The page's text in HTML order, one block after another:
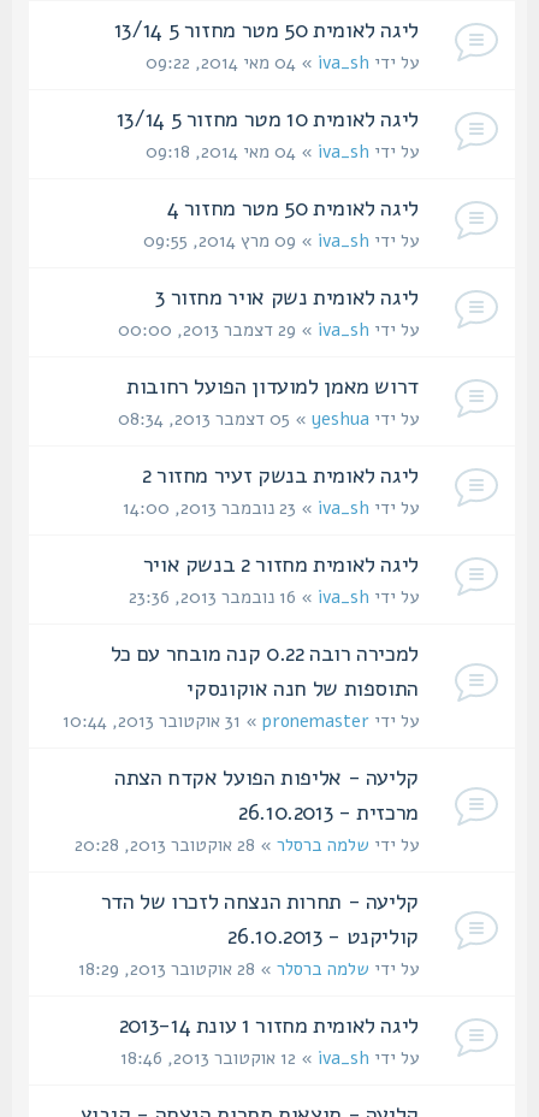
ליגה לאומית 50 מטר מחזור 5 13/14
על ידיiva_sh» 04 מאי 2014, 09:22
ליגה לאומית 10 מטר מחזור 5 13/14
על ידיiva_sh» 04 מאי 2014, 09:18
ליגה לאומית 50 מטר מחזור 4
על ידיiva_sh» 09 מרץ 2014, 09:55
ליגה לאומית נשק אויר מחזור 3
על ידיiva_sh» 29 דצמבר 2013, 00:00
דרוש מאמן למועדון הפועל רחובות
על ידיyeshua» 05 דצמבר 2013, 08:34
ליגה לאומית בנשק זעיר מחזור 2
על ידיiva_sh» 23 נובמבר 2013, 14:00
ליגה לאומית מחזור 2 בנשק אויר
על ידיiva_sh» 16 נובמבר 2013, 23:36
למכירה רובה 0.22 קנה מובחר עם כל
התוספות של חנה אוקונסקי
על ידיpronemaster» 31 אוקטובר 2013, 10:44
קליעה - אליפות הפועל אקדח הצתה
מרכזית - 26.10.2013
על ידישלמה ברסלר» 28 אוקטובר 2013, 20:28
קליעה - תחרות הנצחה לזכרו של הדר
קוליקנט - 26.10.2013
על ידישלמה ברסלר» 28 אוקטובר 2013, 18:29
ליגה לאומית מחזור 1 עונת 2013-14
על ידיiva_sh» 12 אוקטובר 2013, 18:46